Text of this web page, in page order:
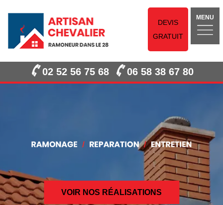
DEVIS
GRATUIT
MENU
02 52 56 75 68 06 58 38 67 80
VOIR NOS RÉALISATIONS